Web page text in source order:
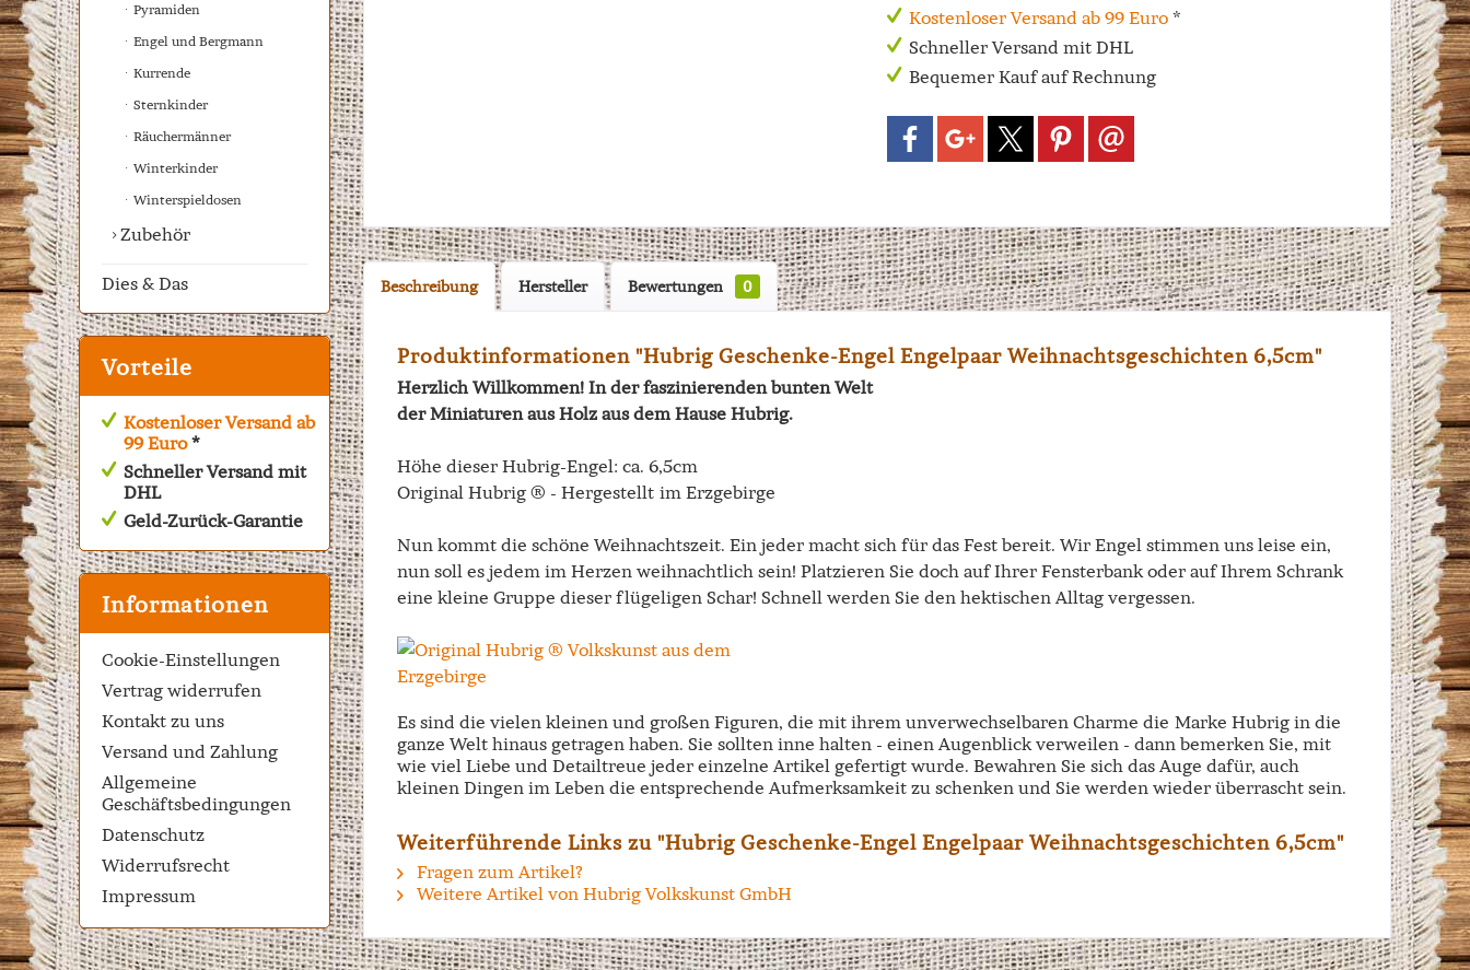
Pyramiden
Engel und Bergmann
Kurrende
Sternkinder
Räuchermänner
Winterkinder
Winterspieldosen
Zubehör
Dies & Das
Vorteile
Kostenloser Versand ab
99 Euro*
Schneller Versand mit
DHL
Geld-Zurück-Garantie
Informationen
Cookie-Einstellungen
Vertrag widerrufen
Kontakt zu uns
Versand und Zahlung
Allgemeine
Geschäftsbedingungen
Datenschutz
Widerrufsrecht
Impressum
Kostenloser Versand ab 99 Euro*
Schneller Versand mit DHL
Bequemer Kauf auf Rechnung
Beschreibung Hersteller Bewertungen 0
Produktinformationen "Hubrig Geschenke-Engel Engelpaar Weihnachtsgeschichten 6,5cm"
Herzlich Willkommen! In der faszinierenden bunten Welt
der Miniaturen aus Holz aus dem Hause Hubrig.
Höhe dieser Hubrig-Engel: ca. 6,5cm
Original Hubrig ® - Hergestellt im Erzgebirge
Nun kommt die schöne Weihnachtszeit. Ein jeder macht sich für das Fest bereit. Wir Engel stimmen uns leise ein,
nun soll es jedem im Herzen weihnachtlich sein! Platzieren Sie doch auf Ihrer Fensterbank oder auf Ihrem Schrank
eine kleine Gruppe dieser flügeligen Schar! Schnell werden Sie den hektischen Alltag vergessen.
Es sind die vielen kleinen und großen Figuren, die mit ihrem unverwechselbaren Charme die Marke Hubrig in die
ganze Welt hinaus getragen haben. Sie sollten inne halten - einen Augenblick verweilen - dann bemerken Sie, mit
wie viel Liebe und Detailtreue jeder einzelne Artikel gefertigt wurde. Bewahren Sie sich das Auge dafür, auch
kleinen Dingen im Leben die entsprechende Aufmerksamkeit zu schenken und Sie werden wieder überrascht sein.
Weiterführende Links zu "Hubrig Geschenke-Engel Engelpaar Weihnachtsgeschichten 6,5cm"
Fragen zum Artikel?
Weitere Artikel von Hubrig Volkskunst GmbH